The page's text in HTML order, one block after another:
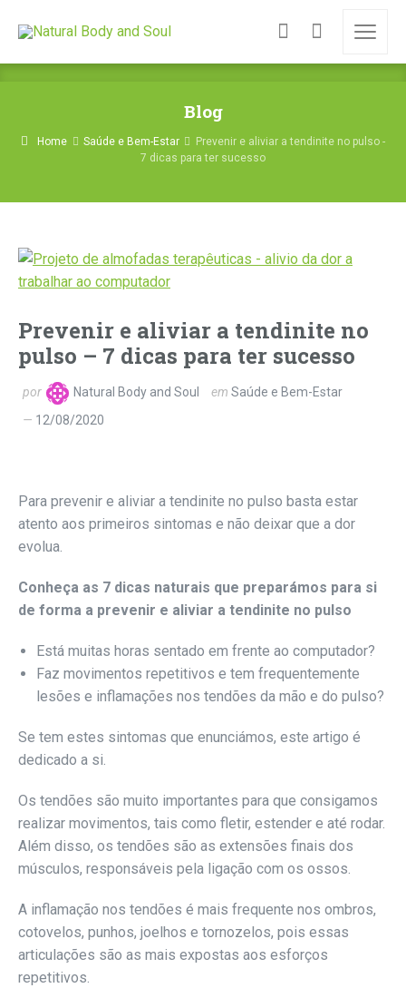
Blog
Home Saúde e Bem-Estar
Prevenir e aliviar a tendinite no pulso -
7 dicas para ter sucesso
Prevenir e aliviar a tendinite no
pulso – 7 dicas para ter sucesso
por Natural Body and Soul em Saúde e Bem-Estar
12/08/2020
Para prevenir e aliviar a tendinite no pulso basta estar
atento aos primeiros sintomas e não deixar que a dor
evolua.
Conheça as 7 dicas naturais que preparámos para si
de forma a prevenir e aliviar a tendinite no pulso
Está muitas horas sentado em frente ao computador?
Faz movimentos repetitivos e tem frequentemente
lesões e inflamações nos tendões da mão e do pulso?
Se tem estes sintomas que enunciámos, este artigo é
dedicado a si.
Os tendões são muito importantes para que consigamos
realizar movimentos, tais como fletir, estender e até rodar.
Além disso, os tendões são as extensões finais dos
músculos, responsáveis pela ligação com os ossos.
A inflamação nos tendões é mais frequente nos ombros,
cotovelos, punhos, joelhos e tornozelos, pois essas
articulações são as mais expostas aos esforços
repetitivos.